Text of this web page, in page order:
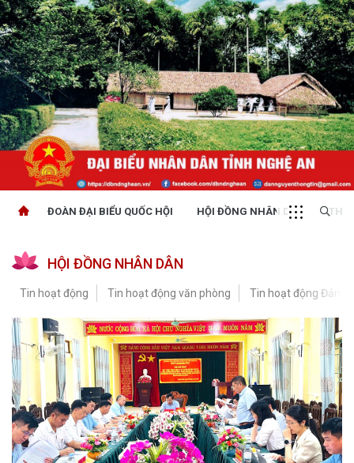
ĐOÀN ĐẠI BIỂU QUỐC HỘI HỘI ĐỒNG NHÂN DÂN
HỘI ĐỒNG NHÂN DÂN
Tin hoạt động Tin hoạt động văn phòng Tin hoạt động Đảng,